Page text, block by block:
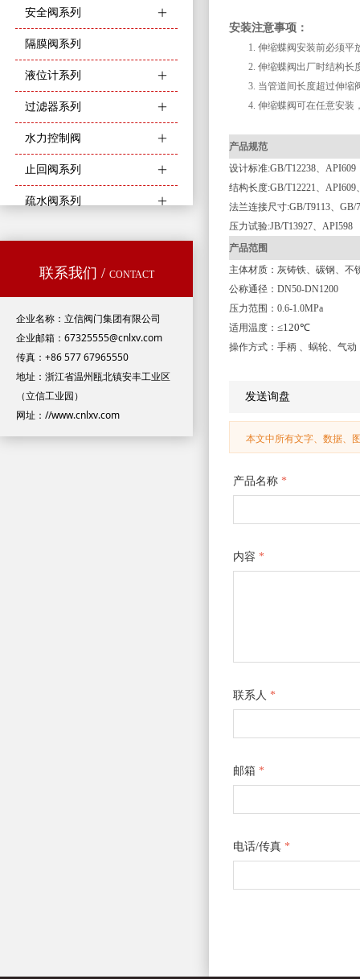
安装注意事项：
1. 伸缩蝶阀安装前必须平
2. 伸缩蝶阀出厂时结构长
3. 当管道间长度超过伸缩
4. 伸缩蝶阀可在任意安装
产品规范
设计标准:GB/T12238、API609
结构长度:GB/T12221、API609
法兰连接尺寸:GB/T9113、GB/
压力试验:JB/T13927、API598
产品范围
主体材质：灰铸铁、碳钢、不
公称通径： DN50-DN1200
压力范围： 0.6-1.0MPa
适用温度： ≤120℃
操作方式：手柄 、蜗轮、气动
本文中所有文字、数据、
发送询盘
产品名称 *
内容 *
联系人 *
邮箱 *
电话/传真 *
ꄶ
安全阀系列
隔膜阀系列
ꄶ
液位计系列
ꄶ
过滤器系列
ꄶ
水力控制阀
ꄶ
止回阀系列
ꄶ
疏水阀系列
联系我们 / CONTACT
企业名称：立信阀门集团有限公司
企业邮箱：67325555@cnlxv.com
传真：+86 577 67965550
地址：浙江省温州瓯北镇安丰工业区
（立信工业园）
网址：//www.cnlxv.com